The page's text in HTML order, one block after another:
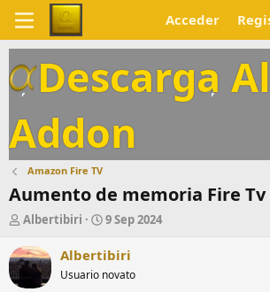
Acceder
Descarga
Addon
Amazon Fire TV
Aumento de memoria Fire Tv
A
t
o
Albertibiri
F
c
a
9 Sep 2024
Albertibiri
Usuario novato